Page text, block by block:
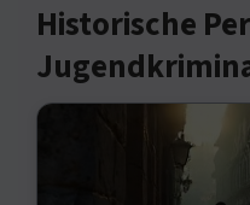
Historische